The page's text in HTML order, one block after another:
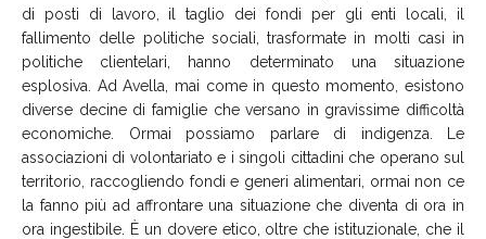
di posti di lavoro, il taglio dei fondi per gli enti locali, il
fallimento delle politiche sociali, trasformate in molti casi in
politiche clientelari, hanno determinato una situazione
esplosiva. Ad Avella, mai come in questo momento, esistono
diverse decine di famiglie che versano in gravissime difficoltà
economiche. Ormai possiamo parlare di indigenza. Le
associazioni di volontariato e i singoli cittadini che operano sul
territorio, raccogliendo fondi e generi alimentari, ormai non ce
la fanno più ad affrontare una situazione che diventa di ora in
ora ingestibile. È un dovere etico, oltre che istituzionale, che il